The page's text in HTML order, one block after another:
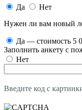
Да
Нет
Нужен ли вам новый
Да — стоимость 5
Заполнить анкету с
Нет
Введите код с